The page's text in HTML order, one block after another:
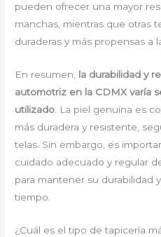
pueden ofrecer una mayor
manchas, mientras que otras
duraderas y más propensas a
En resumen, la durabilidad y
automotriz en la CDMX varía
utilizado. La piel genuina es
más duradera y resistente,
telas. Sin embargo, es
cuidado adecuado y regular
para mantener su durabilidad
tiempo.
¿Cuál es el tipo de tapicería